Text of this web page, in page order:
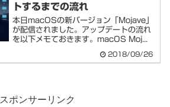
トするまでの流れ
本日macOSの新バージョン「Mojave」
が配信されました。アップデートの流れ
を以下メモておきます。macOS Moj...
2018/09/26
スポンサーリンク